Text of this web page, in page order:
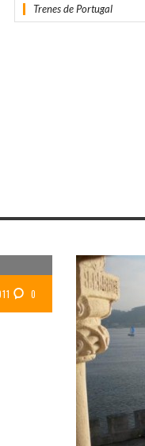
Trenes de Portugal
DE
0